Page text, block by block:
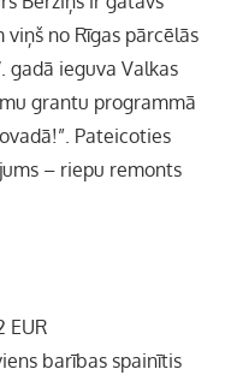
no Rīgas pārcēlās
gadā ieguva Valkas
grantu programmā
Pateicoties
– riepu remonts
EUR
barības spainītis